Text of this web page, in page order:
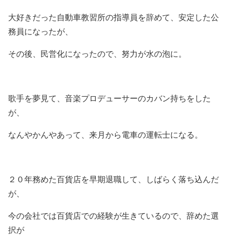
大好きだった自動車教習所の指導員を辞めて、安定した公
務員になったが、
その後、民営化になったので、努力が水の泡に。
歌手を夢見て、音楽プロデューサーのカバン持ちをした
が、
なんやかんやあって、来月から電車の運転士になる。
２０年務めた百貨店を早期退職して、しばらく落ち込んだ
が、
今の会社では百貨店での経験が生きているので、辞めた選
択が